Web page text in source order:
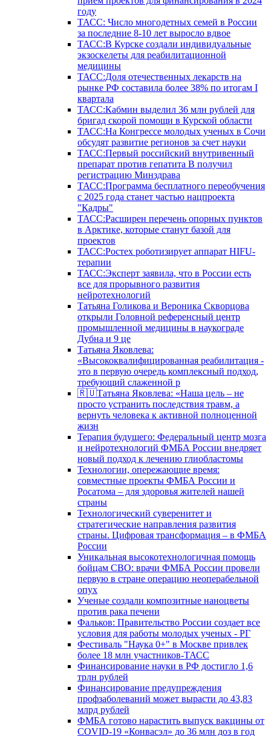
году
ТАСС: Число многодетных семей в России
за последние 8-10 лет выросло вдвое
ТАСС:В Курске создали индивидуальные
экзоскелеты для реабилитационной
медицины
ТАСС:Доля отечественных лекарств на
рынке РФ составила более 38% по итогам I
квартала
ТАСС:Кабмин выделил 36 млн рублей для
бригад скорой помощи в Курской области
ТАСС:На Конгрессе молодых ученых в Сочи
обсудят развитие регионов за счет науки
ТАСС:Первый российский внутривенный
препарат против гепатита В получил
регистрацию Минздрава
ТАСС:Программа бесплатного переобучения
с 2025 года станет частью нацпроекта
"Кадры"
ТАСС:Расширен перечень опорных пунктов
в Арктике, которые станут базой для
проектов
ТАСС:Ростех роботизирует аппарат HIFU-
терапии
ТАСС:Эксперт заявила, что в России есть
все для прорывного развития
нейротехнологий
Татьяна Голикова и Вероника Скворцова
открыли Головной референсный центр
промышленной медицины в наукограде
Дубна и 9 це
Татьяна Яковлева:
«Высококвалифицированная реабилитация -
это в первую очередь комплексный подход,
требующий слаженной р
🇷🇺Татьяна Яковлева: «Наша цель – не
просто устранить последствия травм, а
вернуть человека к активной полноценной
жизн
Терапия будущего: Федеральный центр мозга
и нейротехнологий ФМБА России внедряет
новый подход к лечению глиобластомы
Технологии, опережающие время:
совместные проекты ФМБА России и
Росатома – для здоровья жителей нашей
страны
Технологический суверенитет и
стратегические направления развития
страны. Цифровая трансформация – в ФМБА
России
Уникальная высокотехнологичная помощь
бойцам СВО: врачи ФМБА России провели
первую в стране операцию неоперабельной
опух
Ученые создали композитные наноцветы
против рака печени
Фальков: Правительство России создает все
условия для работы молодых ученых - РГ
Фестиваль "Наука 0+" в Москве привлек
более 18 млн участников-ТАСС
Финансирование науки в РФ достигло 1,6
трлн рублей
Финансирование предупреждения
профзаболеваний может вырасти до 43,83
млрд рублей
ФМБА готово нарастить выпуск вакцины от
COVID-19 «Конвасэл» до 36 млн доз в год